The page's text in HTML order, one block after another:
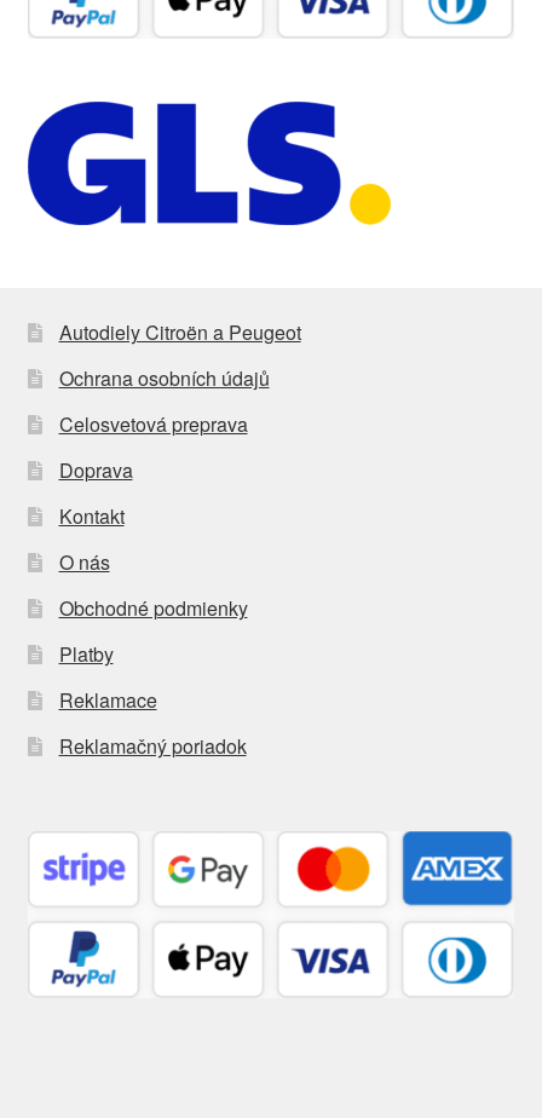
Autodiely Citroën a Peugeot
Ochrana osobních údajů
Celosvetová preprava
Doprava
Kontakt
O nás
Obchodné podmienky
Platby
Reklamace
Reklamačný poriadok